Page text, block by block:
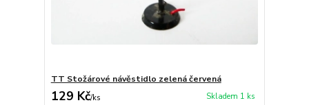
TT Stožárové návěstidlo zelená červená
129 Kč/ks Skladem 1 ks